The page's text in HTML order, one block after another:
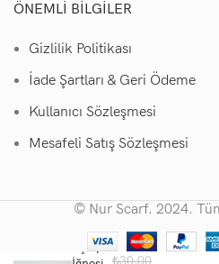
ÖNEMLI BILGILER
Gizlilik Politikası
İade Şartları & Geri Ödeme
Kullanıcı Sözleşmesi
Mesafeli Satış Sözleşmesi
© Nur Scarf. 2024.
Eşarp
₺30,00